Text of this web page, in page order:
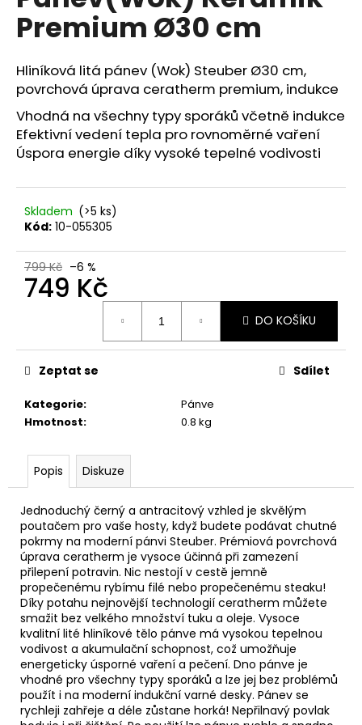
0,0
hvězdiček.
Premium Ø30 cm
Hliníková litá pánev (Wok) Steuber Ø30 cm,
povrchová úprava ceratherm premium, indukce
Vhodná na všechny typy sporáků včetně indukce
Efektivní vedení tepla pro rovnoměrné vaření
Úspora energie díky vysoké tepelné vodivosti
Skladem (>5 ks)
Kód: 10-055305
799 Kč –6 %
749 Kč
DO KOŠÍKU
Kategorie:
Pánve
Hmotnost: 0.8 kg
Zeptat se Sdílet
Popis Diskuze
Jednoduchý černý a antracitový vzhled je skvělým
poutačem pro vaše hosty, když budete podávat chutné
pokrmy na moderní pánvi Steuber. Prémiová povrchová
úprava ceratherm je vysoce účinná při zamezení
přilepení potravin. Nic nestojí v cestě jemně
propečenému rybímu filé nebo propečenému steaku!
Díky potahu nejnovější technologií ceratherm můžete
smažit bez velkého množství tuku a oleje. Vysoce
kvalitní lité hliníkové tělo pánve má vysokou tepelnou
vodivost a akumulační schopnost, což umožňuje
energeticky úsporné vaření a pečení. Dno pánve je
vhodné pro všechny typy sporáků a lze jej bez problémů
použít i na moderní indukční varné desky. Pánev se
rychleji zahřeje a déle zůstane horká! Nepřilnavý povlak
a
j
í
t
?
HLEDAT
D
o
u
č
e
AREON
PERFUME
-
BLACK
CRYSTAL
35ML
91
Kč